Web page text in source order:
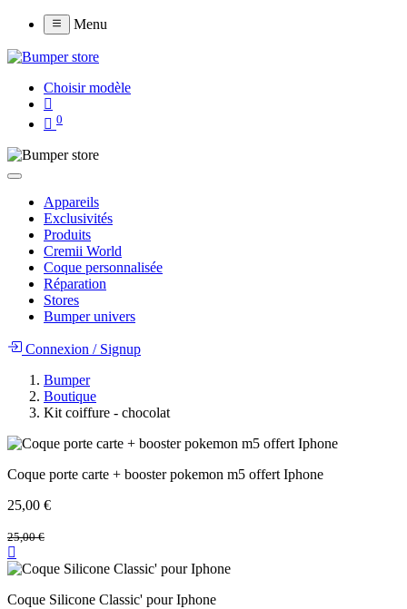
Menu
Choisir modèle
0
Appareils
Exclusivités
Produits
Cremii World
Coque personnalisée
Réparation
Stores
Bumper univers
Connexion /Signup
Bumper
Boutique
Kit coiffure - chocolat
Coque porte carte + booster pokemon m5 offert Iphone
25,00 €
25,00€
Coque Silicone Classic' pour Iphone